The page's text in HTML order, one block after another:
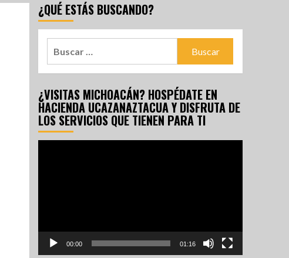
¿QUÉ ESTÁS BUSCANDO?
¿VISITAS MICHOACÁN? HOSPÉDATE EN
HACIENDA UCAZANAZTACUA Y DISFRUTA DE
LOS SERVICIOS QUE TIENEN PARA TI
00:00 01:16